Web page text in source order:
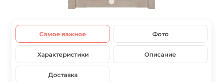
Самое важное Фото
Характеристики Описание
Доставка